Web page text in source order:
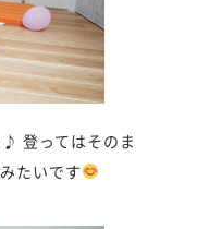
登ってはそのま
たいです